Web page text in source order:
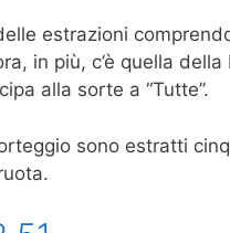
estrazioni
in più, c’è quella
alla sorte a “Tutte”.
sono estratti